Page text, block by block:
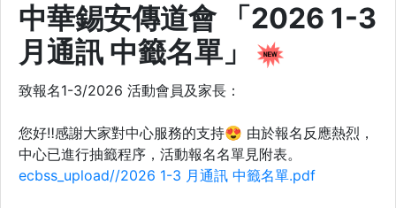
中華錫安傳道會 「2026 1-3
月通訊 中籤名單」
致報名1-3/2026 活動會員及家長：
您好‼️感謝大家對中心服務的支持😍 由於報名反應熱烈，
中心已進行抽籤程序，活動報名名單見附表。
ecbss_upload//2026 1-3 月通訊 中籤名單.pdf